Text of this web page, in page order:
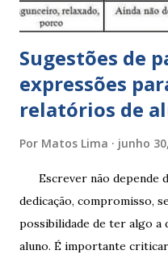
Sugestões de
expressões
relatórios de
Por Matos Lima junho
Escrever não depende
dedicação, compromisso,
possibilidade de ter algo a
aluno. É importante